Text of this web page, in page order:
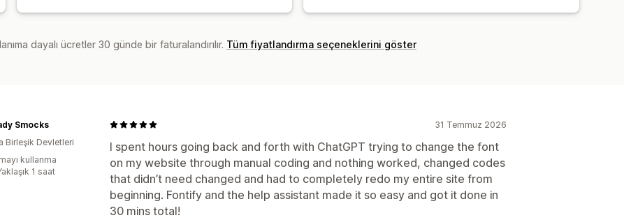
dayalı ücretler 30 günde bir faturalandırılır. Tüm fiyatlandırma seçeneklerini göster
31 Temmuz 2026
I spent hours going back and forth with ChatGPT trying to change the font
on my website through manual coding and nothing worked, changed codes
that didn’t need changed and had to completely redo my entire site from
beginning. Fontify and the help assistant made it so easy and got it done in
30 mins total!
Smocks
Birleşik Devletleri
kullanma
1 saat